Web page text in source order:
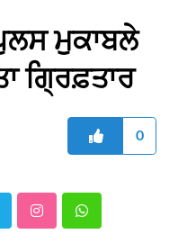
ਮੁਕਾਬਲੇ
ਗ੍ਰਿਫ਼ਤਾਰ
0